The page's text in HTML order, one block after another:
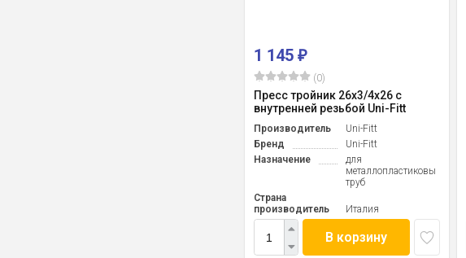
1 145₽
(0)
Пресс тройник 26x3/4x26 с
внутренней резьбой Uni-Fitt
Производитель
Uni-Fitt
Бренд
Uni-Fitt
Назначение
для
металлопластиковых
труб
Страна
производитель
Италия
В корзину